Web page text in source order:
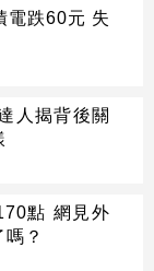
電跌60元 失
人揭背後關
點 網見外
？